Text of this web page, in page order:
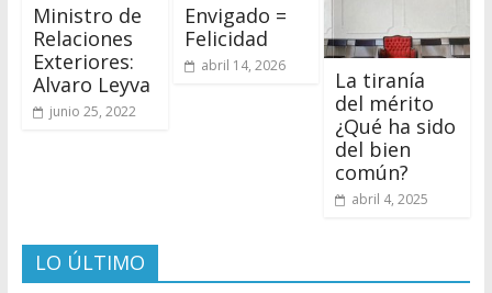
Ministro de
Relaciones
Exteriores:
Alvaro Leyva
junio 25, 2022
Envigado =
Felicidad
abril 14, 2026
La tiranía
del mérito
¿Qué ha sido
del bien
común?
abril 4, 2025
LO ÚLTIMO